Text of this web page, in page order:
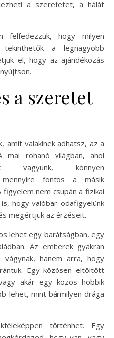
a szeretetet, a hálát
felfedezzük, hogy milyen
a legnagyobb
el, hogy az ajándékozás
a szeretet
amit valakinek adhatsz, az a
rohanó világban, ahol
vagyunk, könnyen
mennyire fontos a másik
nem csupán a fizikai
hogy valóban odafigyelünk
megértjük az érzéseit.
lehet egy barátságban, egy
Az emberek gyakran
vágynak, hanem arra, hogy
Egy közösen eltöltött
akár egy közös hobbik
lehet, mint bármilyen drága
történhet. Egy